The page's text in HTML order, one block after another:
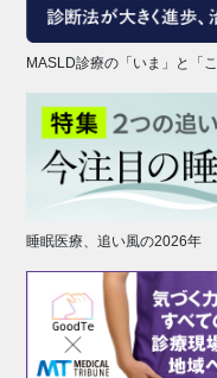
MASLD診療の「いま」と「こ
睡眠医療、追い風の2026年